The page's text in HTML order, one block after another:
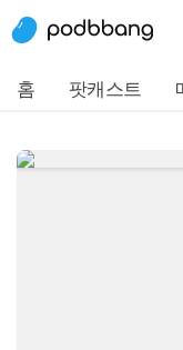
홈 팟캐스트